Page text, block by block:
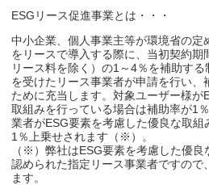
ESGリース促進事業とは・・・
中小企業、個人事業主等が環境省の定
をリースで導入する際に、当初契約
リース料を除く）の1～4％を補助す
を受けたリース事業者が申請を行い
ために充当します。対象ユーザー様が
取組みを行っている場合は補助率が1
業者がESG要素を考慮した優良な取組
1％上乗せされます（※）。
（※）弊社はESG要素を考慮した優
認められた指定リース事業者ですので
ます。